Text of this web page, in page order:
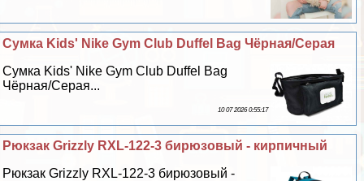
Сумка Kids' Nike Gym Club Duffel Bag Чёрная/Серая
Сумка Kids' Nike Gym Club Duffel Bag
Чёрная/Серая...
10 07 2026 0:55:17
Рюкзак Grizzly RXL-122-3 бирюзовый - кирпичный
Рюкзак Grizzly RXL-122-3 бирюзовый -